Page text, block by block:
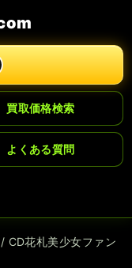
買取価格検索
よくある質問
/ CD花札美少女ファン